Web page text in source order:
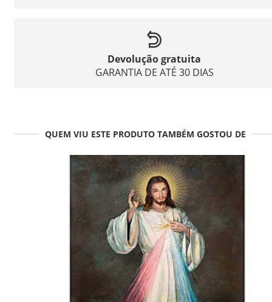
Devolução gratuita
GARANTIA DE ATÉ 30 DIAS
QUEM VIU ESTE PRODUTO TAMBÉM GOSTOU DE